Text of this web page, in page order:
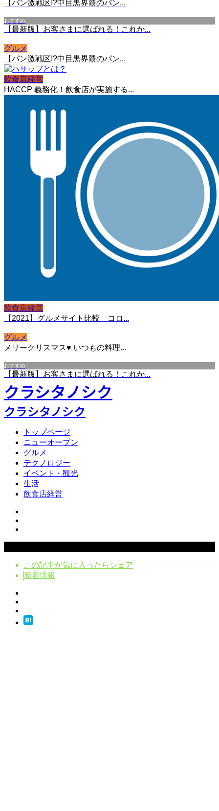
【パン激戦区!?中目黒界隈のパン...
おすすめ
【最新版】お客さまに選ばれる！これか...
グルメ
【パン激戦区!?中目黒界隈のパン...
飲食店経営
HACCP 義務化！飲食店が実施する...
飲食店経営
【2021】グルメサイト比較 コロ...
グルメ
メリークリスマス♥ いつもの料理...
おすすめ
【最新版】お客さまに選ばれる！これか...
クラシタノシク
クラシタノシク
トップページ
ニューオープン
グルメ
テクノロジー
イベント・観光
生活
飲食店経営
この記事が気に入ったらシェア
新着情報